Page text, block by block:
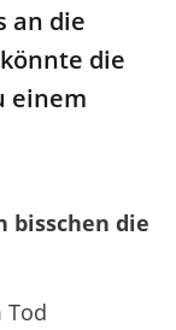
an die
die
einem
bisschen die